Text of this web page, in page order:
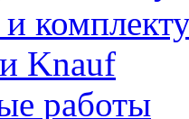
и
Knauf
работы